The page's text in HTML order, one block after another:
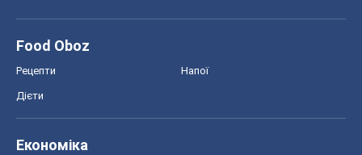
Food Oboz
Рецепти Напої
Дієти
Економіка